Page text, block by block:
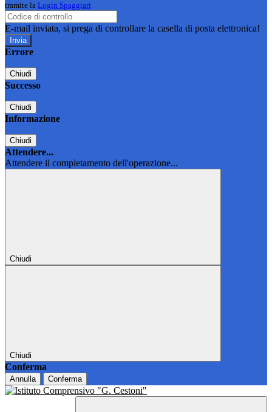
tramite la Login Spaggiari
E-mail inviata, si prega di controllare la casella di posta elettronica!
Errore
Chiudi
Successo
Chiudi
Informazione
Chiudi
Attendere...
Attendere il completamento dell'operazione...
Chiudi
Chiudi
Conferma
Annulla Conferma